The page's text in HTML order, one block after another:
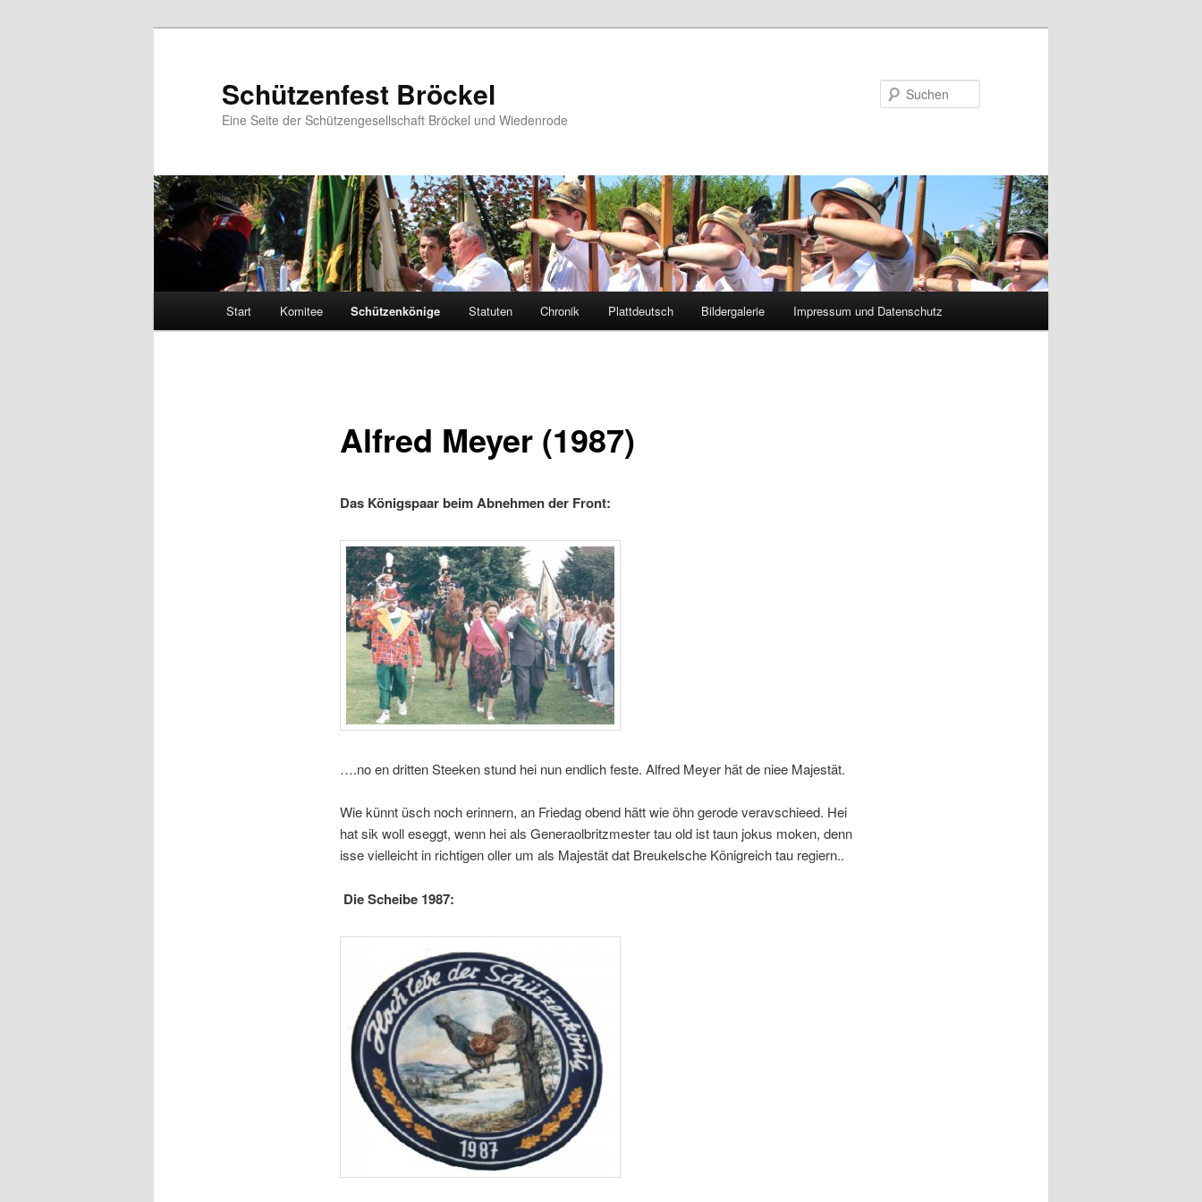
Schützenfest Bröckel
Eine Seite der Schützengesellschaft Bröckel und Wiedenrode
Start Komitee Schützenkönige Statuten Chronik Plattdeutsch Bildergalerie Impressum und Datenschutz
Alfred Meyer (1987)
Das Königspaar beim Abnehmen der Front:
….no en dritten Steeken stund hei nun endlich feste. Alfred Meyer hät de niee Majestät.
Wie künnt üsch noch erinnern, an Friedag obend hätt wie öhn gerode veravschieed. Hei
hat sik woll eseggt, wenn hei als Generaolbritzmester tau old ist taun jokus moken, denn
isse vielleicht in richtigen oller um als Majestät dat Breukelsche Königreich tau regiern..
Die Scheibe 1987: